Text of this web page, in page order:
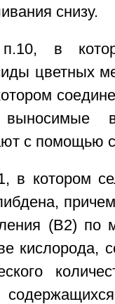
снизу.
в
цветных
выносимые
с помощью
в котором
(В2) по
кислорода,